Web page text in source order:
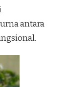
antara